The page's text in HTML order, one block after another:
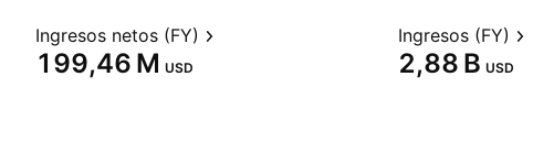
Ingresos netos (FY)
‪199,46 M‬ USD
Ingresos (FY)
‪2,88 B‬ USD